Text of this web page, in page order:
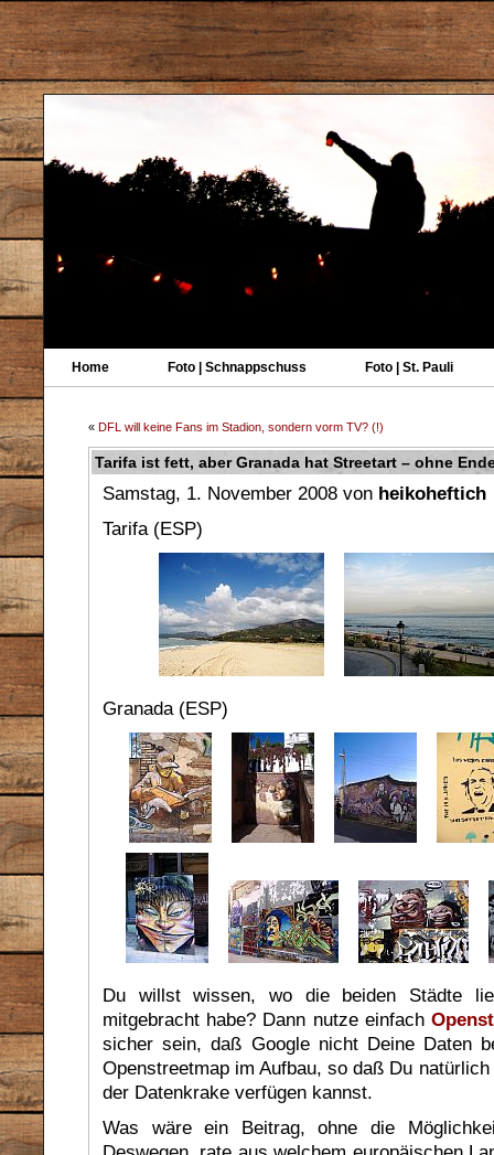
Home Foto | Schnappschuss Foto | St. Pauli
« DFL will keine Fans im Stadion, sondern vorm TV? (!)
Tarifa ist fett, aber Granada hat Streetart – ohne
Samstag, 1. November 2008 von heikoheftich
Tarifa (ESP)
Granada (ESP)
Du willst wissen, wo die beiden Städte
mitgebracht habe? Dann nutze einfach
sicher sein, daß Google nicht Deine Daten
Openstreetmap im Aufbau, so daß Du
der Datenkrake verfügen kannst.
Was wäre ein Beitrag, ohne die